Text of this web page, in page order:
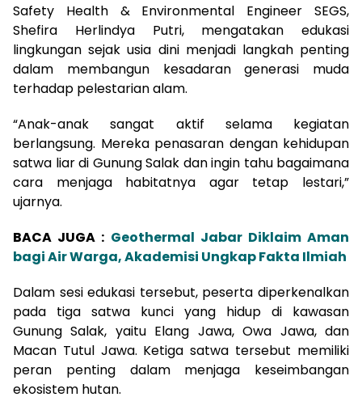
Safety Health & Environmental Engineer SEGS,
Shefira Herlindya Putri, mengatakan edukasi
lingkungan sejak usia dini menjadi langkah penting
dalam membangun kesadaran generasi muda
terhadap pelestarian alam.
“Anak-anak sangat aktif selama kegiatan
berlangsung. Mereka penasaran dengan kehidupan
satwa liar di Gunung Salak dan ingin tahu bagaimana
cara menjaga habitatnya agar tetap lestari,”
ujarnya.
BACA JUGA : Geothermal Jabar Diklaim Aman
bagi Air Warga, Akademisi Ungkap Fakta Ilmiah
Dalam sesi edukasi tersebut, peserta diperkenalkan
pada tiga satwa kunci yang hidup di kawasan
Gunung Salak, yaitu Elang Jawa, Owa Jawa, dan
Macan Tutul Jawa. Ketiga satwa tersebut memiliki
peran penting dalam menjaga keseimbangan
ekosistem hutan.